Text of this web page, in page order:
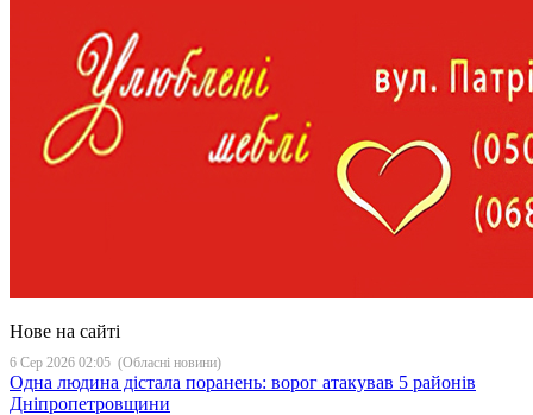
Нове на сайті
6 Сер 2026 02:05 (Обласні новини)
Одна людина дістала поранень: ворог атакував 5 районів
Дніпропетровщини